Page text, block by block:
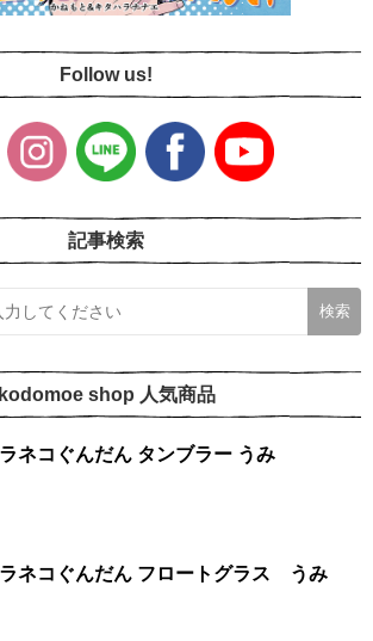
Follow us!
記事検索
kodomoe shop 人気商品
ノラネコぐんだん タンブラー うみ
ノラネコぐんだん フロートグラス うみ